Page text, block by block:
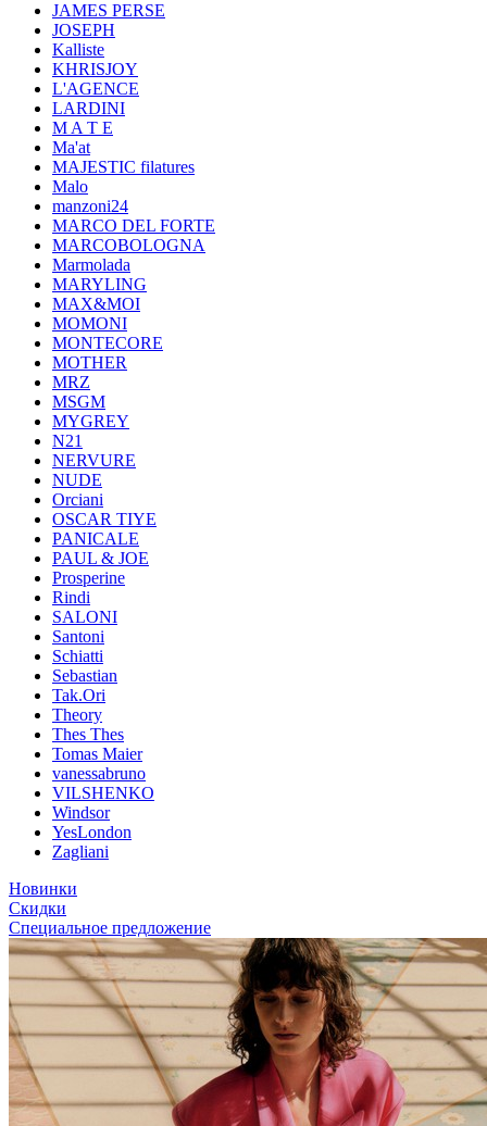
JAMES PERSE
JOSEPH
Kalliste
KHRISJOY
L'AGENCE
LARDINI
M A T E
Ma'at
MAJESTIC filatures
Malo
manzoni24
MARCO DEL FORTE
MARCOBOLOGNA
Marmolada
MARYLING
MAX&MOI
MOMONI
MONTECORE
MOTHER
MRZ
MSGM
MYGREY
N21
NERVURE
NUDE
Orciani
OSCAR TIYE
PANICALE
PAUL & JOE
Prosperine
Rindi
SALONI
Santoni
Schiatti
Sebastian
Tak.Ori
Theory
Thes Thes
Tomas Maier
vanessabruno
VILSHENKO
Windsor
YesLondon
Zagliani
Новинки
Скидки
Специальное предложение